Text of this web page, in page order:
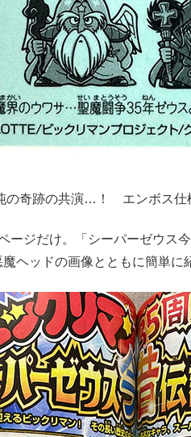
の奇跡の共演…！ エンボス仕
ージだけ。「シーパーゼウス
ヘッドの画像とともに簡単に